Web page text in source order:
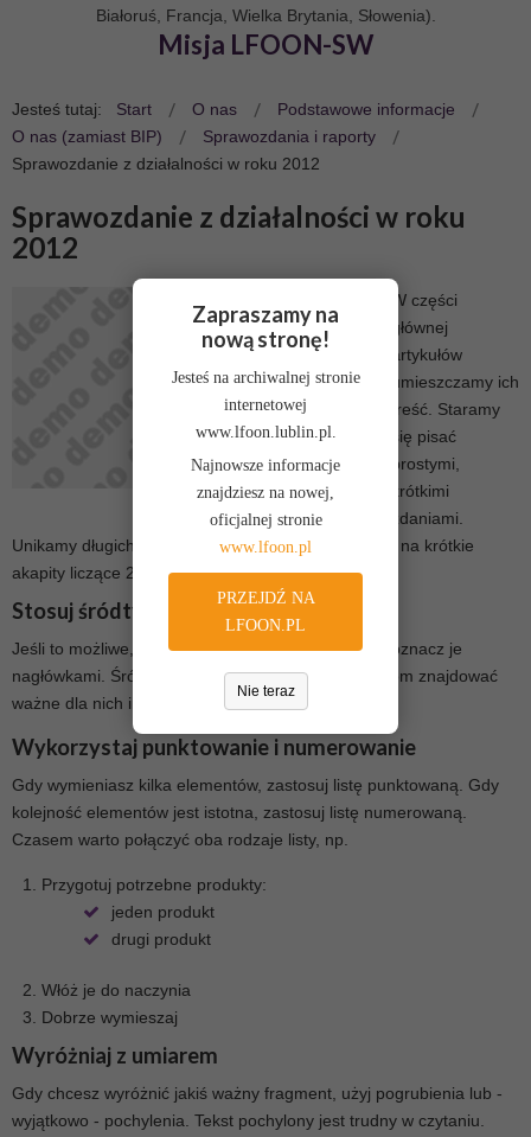
Białoruś, Francja, Wielka Brytania, Słowenia).
Misja LFOON-SW
Jesteś tutaj: Start O nas
Podstawowe informacje
O nas (zamiast BIP)
Sprawozdania i raporty
Sprawozdanie z działalności w roku 2012
Sprawozdanie z działalności w roku
2012
W części
głównej
artykułów
umieszczamy ich
treść. Staramy
się pisać
prostymi,
krótkimi
zdaniami.
Unikamy długich i trudnych wyrazów. Tekst dzielimy na krótkie
akapity liczące 2-5 wierszy.
Stosuj śródtytuły
Jeśli to możliwe, dziel artykuł na mniejsze cząstki i oznacz je
nagłówkami. Śródtytuły bardzo pomagają czytelnikom znajdować
ważne dla nich informacje.
Wykorzystaj punktowanie i numerowanie
Gdy wymieniasz kilka elementów, zastosuj listę punktowaną. Gdy
kolejność elementów jest istotna, zastosuj listę numerowaną.
Czasem warto połączyć oba rodzaje listy, np.
Przygotuj potrzebne produkty:
jeden produkt
drugi produkt
Włóż je do naczynia
Dobrze wymieszaj
Wyróżniaj z umiarem
Gdy chcesz wyróżnić jakiś ważny fragment, użyj pogrubienia lub -
wyjątkowo - pochylenia. Tekst pochylony jest trudny w czytaniu.
Zapraszamy na
nową stronę!
Jesteś na archiwalnej stronie
internetowej
www.lfoon.lublin.pl.
Najnowsze informacje
znajdziesz na nowej,
oficjalnej stronie
www.lfoon.pl
PRZEJDŹ NA
LFOON.PL
Nie teraz